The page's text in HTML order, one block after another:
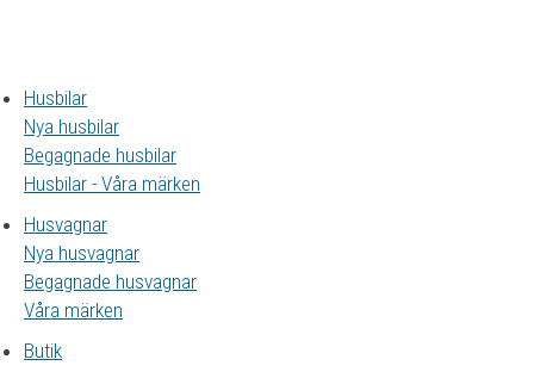
Husbilar
Nya husbilar
Begagnade husbilar
Husbilar - Våra märken
Husvagnar
Nya husvagnar
Begagnade husvagnar
Våra märken
Butik